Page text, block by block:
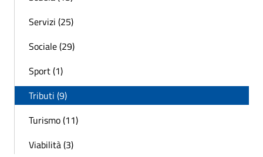
Servizi (25)
Sociale (29)
Sport (1)
Tributi (9)
Turismo (11)
Viabilità (3)